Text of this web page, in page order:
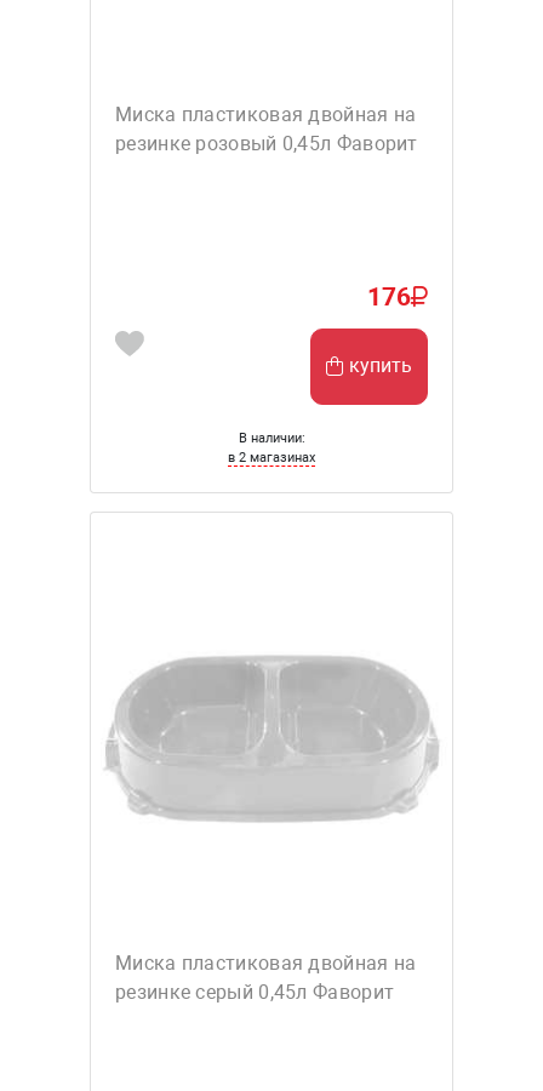
Миска пластиковая двойная на
резинке розовый 0,45л Фаворит
176
купить
В наличии:
в 2 магазинах
Миска пластиковая двойная на
резинке серый 0,45л Фаворит